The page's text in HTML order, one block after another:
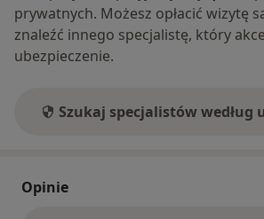
prywatnych. Możesz opłacić wizytę
znaleźć innego specjalistę, który
ubezpieczenie.
Szukaj specjalistów według
Opinie